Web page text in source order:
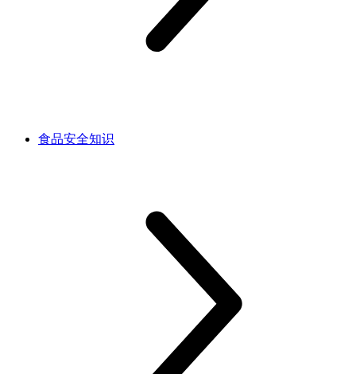
食品安全知识